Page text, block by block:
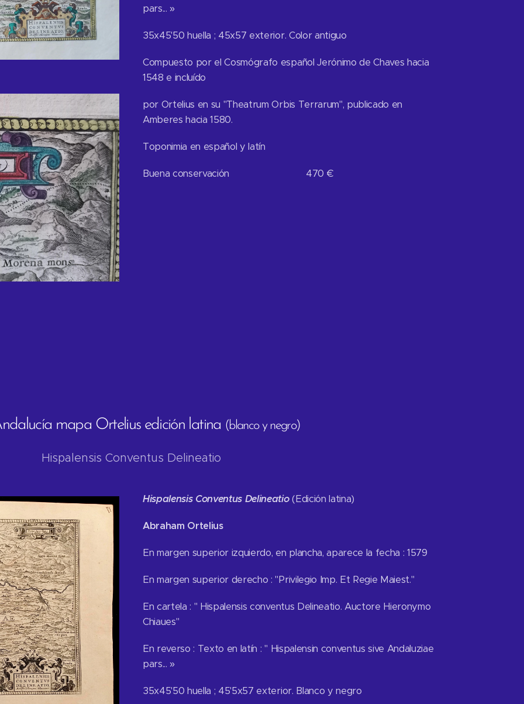
pars... »
35x45'50 huella ; 45x57 exterior. Color antiguo
Compuesto por el Cosmógrafo español Jerónimo de Chaves hacia
1548 e incluído
por Ortelius en su "Theatrum Orbis Terrarum", publicado en
Amberes hacia 1580.
Toponimia en español y latín
Buena conservación 470 €
mapa Ortelius edición latina (blanco y negro)
Hispalensis Conventus Delineatio
Hispalensis Conventus Delineatio (Edición latina)
Abraham Ortelius
En margen superior izquierdo, en plancha, aparece la fecha : 1579
En margen superior derecho : "Privilegio Imp. Et Regie Maiest."
En cartela : " Hispalensis conventus Delineatio. Auctore Hieronymo
Chiaues"
En reverso : Texto en latín : " Hispalensin conventus sive Andaluziae
pars... »
35x45'50 huella ; 45'5x57 exterior. Blanco y negro